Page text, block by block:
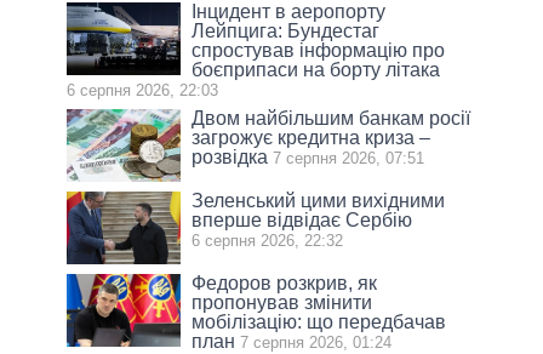
Інцидент в аеропорту
Лейпцига: Бундестаг
спростував інформацію про
боєприпаси на борту літака
6 серпня 2026, 22:03
Двом найбільшим банкам росії
загрожує кредитна криза –
розвідка 7 серпня 2026, 07:51
Зеленський цими вихідними
вперше відвідає Сербію
6 серпня 2026, 22:32
Федоров розкрив, як
пропонував змінити
мобілізацію: що передбачав
план 7 серпня 2026, 01:24